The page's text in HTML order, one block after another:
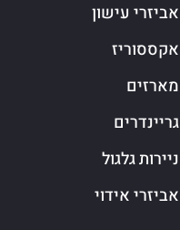
אביזרי עישון
אקססוריז
מארזים
גריינדרים
ניירות גלגול
אביזרי אידוי